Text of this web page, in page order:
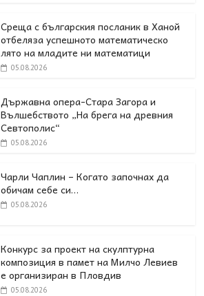
Среща с българския посланик в Ханой
отбеляза успешното математическо
лято на младите ни математици
05.08.2026
Държавна опера-Стара Загора и
Вълшебството „На брега на древния
Севтополис“
05.08.2026
Чарли Чаплин – Когато започнах да
обичам себе си…
05.08.2026
Конкурс за проект на скулптурна
композиция в памет на Милчо Левиев
е организиран в Пловдив
05.08.2026